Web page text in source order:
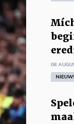
08